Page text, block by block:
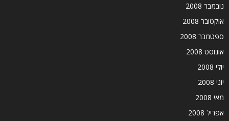
נובמבר 2008
אוקטובר 2008
ספטמבר 2008
אוגוסט 2008
יולי 2008
יוני 2008
מאי 2008
אפריל 2008